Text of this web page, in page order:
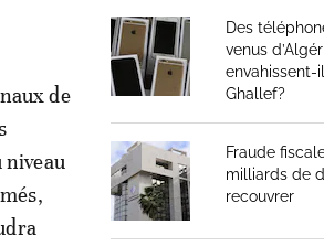
de
niveau
Des
venus
envahissent-
Ghallef?
Fraude
milliards de
recouvrer